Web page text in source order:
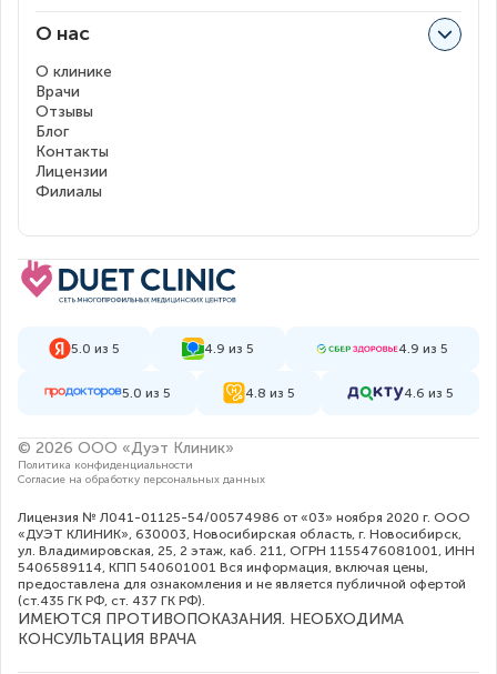
О нас
О клинике
Врачи
Отзывы
Блог
Контакты
Лицензии
Филиалы
5.0 из 5 4.9 из 5 4.9 из 5
5.0 из 5 4.8 из 5 4.6 из 5
© 2026 ООО «Дуэт Клиник»
Политика конфиденциальности
Согласие на обработку персональных данных
Лицензия № Л041-01125-54/00574986 от «03» ноября 2020 г. ООО
«ДУЭТ КЛИНИК», 630003, Новосибирская область, г. Новосибирск,
ул. Владимировская, 25, 2 этаж, каб. 211, ОГРН 1155476081001, ИНН
5406589114, КПП 540601001 Вся информация, включая цены,
предоставлена для ознакомления и не является публичной офертой
(ст.435 ГК РФ, cт. 437 ГК РФ).
ИМЕЮТСЯ ПРОТИВОПОКАЗАНИЯ. НЕОБХОДИМА
КОНСУЛЬТАЦИЯ ВРАЧА